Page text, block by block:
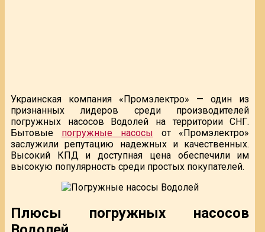
Украинская компания «Промэлектро» — один из
признанных лидеров среди производителей
погружных насосов Водолей на территории СНГ.
Бытовые погружные насосы от «Промэлектро»
заслужили репутацию надежных и качественных.
Высокий КПД и доступная цена обеспечили им
высокую популярность среди простых покупателей.
Плюсы погружных насосов